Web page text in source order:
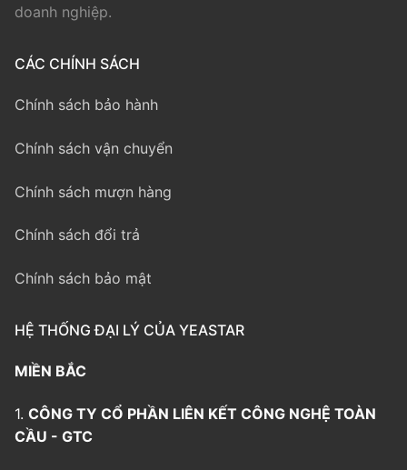
doanh nghiệp.
CÁC CHÍNH SÁCH
Chính sách bảo hành
Chính sách vận chuyển
Chính sách mượn hàng
Chính sách đổi trả
Chính sách bảo mật
HỆ THỐNG ĐẠI LÝ CỦA YEASTAR
MIỀN BẮC
1. CÔNG TY CỔ PHẦN LIÊN KẾT CÔNG NGHỆ TOÀN
CẦU - GTC